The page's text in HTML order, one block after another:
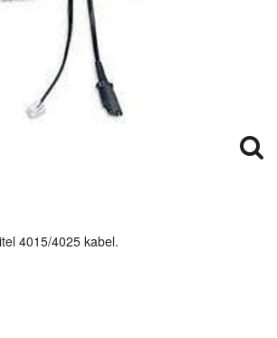
4015/4025 kabel.